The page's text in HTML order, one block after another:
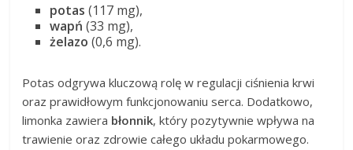
potas (117 mg),
wapń (33 mg),
żelazo (0,6 mg).
Potas odgrywa kluczową rolę w regulacji ciśnienia krwi
oraz prawidłowym funkcjonowaniu serca. Dodatkowo,
limonka zawiera błonnik, który pozytywnie wpływa na
trawienie oraz zdrowie całego układu pokarmowego.